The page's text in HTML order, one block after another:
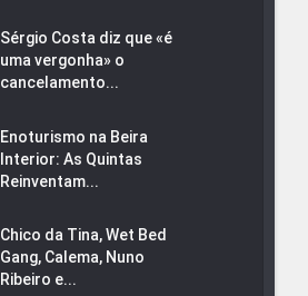
Sérgio Costa diz que «é
uma vergonha» o
cancelamento...
Enoturismo na Beira
Interior: As Quintas
Reinventam...
Chico da Tina, Wet Bed
Gang, Calema, Nuno
Ribeiro e...